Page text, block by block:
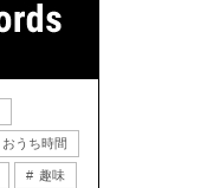
おうち時間
趣味